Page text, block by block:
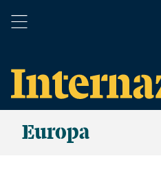
Europa